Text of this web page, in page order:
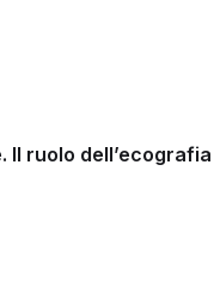
ruolo